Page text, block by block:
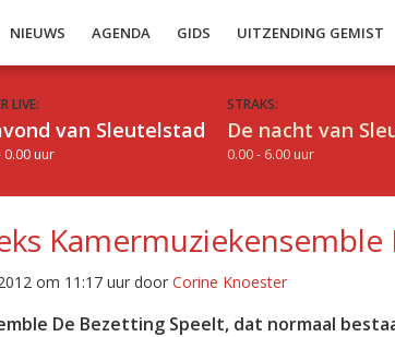
NIEUWS AGENDA GIDS UITZENDING GEMIST
LIVE:
van Sleutelstad
0.00 uur
STRAKS:
De nacht van
0.00 - 6.00 uur
om 11:17 uur door Corine Knoester
De Bezetting Speelt, dat normaal